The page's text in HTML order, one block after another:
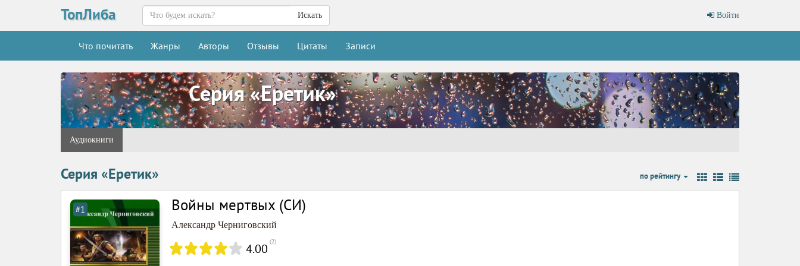
ТопЛиба Войти
Искать
Что почитать Жанры Авторы Отзывы Цитаты Записи
Серия «Еретик»
Аудиокниги
Серия «Еретик» по рейтингу
#1 Войны мертвых (СИ)
Александр Черниговский
4.00 (2)